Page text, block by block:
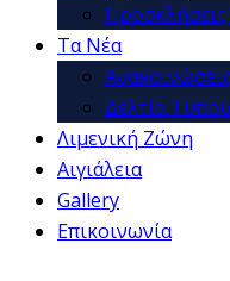
Τα Νέα
Ανακοινώσεις
Δελτία Τύπου
Λιμενική Ζώνη
Αιγιάλεια
Gallery
Επικοινωνία